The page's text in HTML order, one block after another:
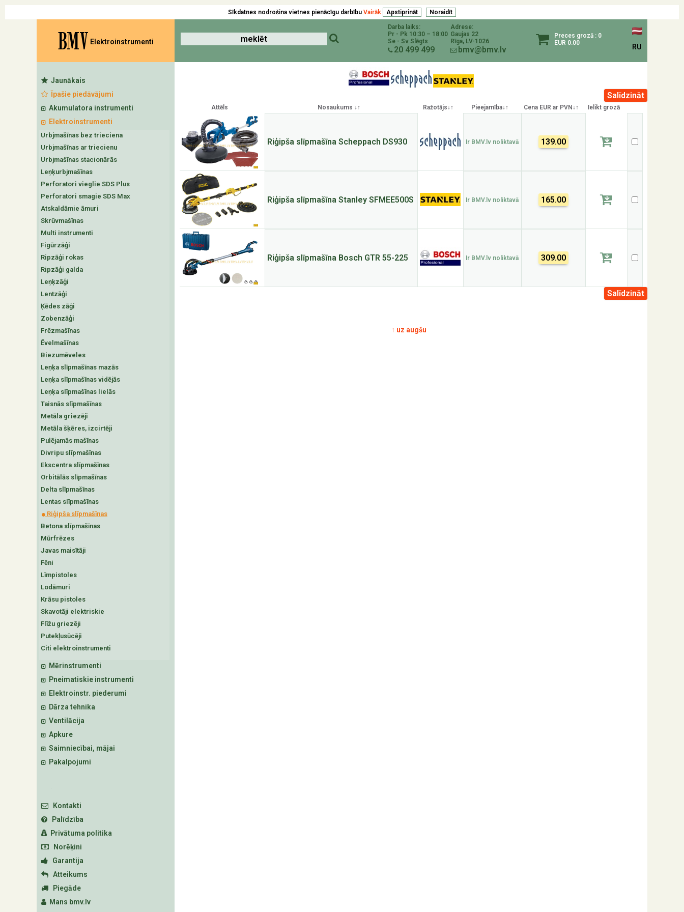
Sīkdatnes nodrošina vietnes pienācīgu darbību Vairāk
BMV Elektroinstrumenti
Darba laiks:
Pr - Pk 10:30 – 18:00
Se - Sv Slēgts
20 499 499
Adrese:
Gaujas 22
Rīga, LV-1026
bmv@bmv.lv
Preces grozā : 0
EUR 0.00
RU
Jaunākais
Īpašie piedāvājumi
Akumulatora instrumenti
Elektroinstrumenti
Urbjmašīnas bez trieciena
Urbjmašīnas ar triecienu
Urbjmašīnas stacionārās
Leņķurbjmašīnas
Perforatori vieglie SDS Plus
Perforatori smagie SDS Max
Atskaldāmie āmuri
Skrūvmašīnas
Multi instrumenti
Figūrzāģi
Ripzāģi rokas
Ripzāģi galda
Leņķzāģi
Lentzāģi
Ķēdes zāģi
Zobenzāģi
Frēzmašīnas
Ēvelmašīnas
Biezumēveles
Leņķa slīpmašīnas mazās
Leņķa slīpmašīnas vidējās
Leņķa slīpmašīnas lielās
Taisnās slīpmašīnas
Metāla griezēji
Metāla šķēres, izcirtēji
Pulējamās mašīnas
Divripu slīpmašīnas
Ekscentra slīpmašīnas
Orbitālās slīpmašīnas
Delta slīpmašīnas
Lentas slīpmašīnas
Riģipša slīpmašīnas
Betona slīpmašīnas
Mūrfrēzes
Javas maisītāji
Fēni
Līmpistoles
Lodāmuri
Krāsu pistoles
Skavotāji elektriskie
Flīžu griezēji
Putekļusūcēji
Citi elektroinstrumenti
Mērinstrumenti
Pneimatiskie instrumenti
Elektroinstr. piederumi
Dārza tehnika
Ventilācija
Apkure
Saimniecībai, mājai
Pakalpojumi
Kontakti
Palīdzība
Privātuma politika
Norēķini
Garantija
Atteikums
Piegāde
Mans bmv.lv
Attēls Nosaukums ↓↑ Ražotājs↓↑ Pieejamība↓↑ Cena EUR ar PVN↓↑ Ielikt grozā
Riģipša slīpmašīna Scheppach DS930 Ir BMV.lv noliktavā 139.00
Riģipša slīpmašīna Stanley SFMEE500S Ir BMV.lv noliktavā 165.00
Riģipša slīpmašīna Bosch GTR 55-225 Ir BMV.lv noliktavā 309.00
↑ uz augšu